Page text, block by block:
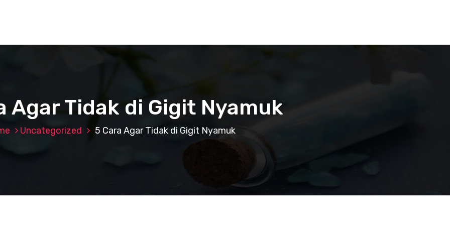
Agar Tidak di Gigit Nyamuk
Uncategorized 5 Cara Agar Tidak di Gigit Nyamuk